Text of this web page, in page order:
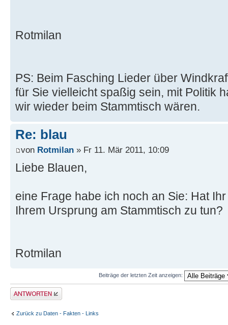
Rotmilan
PS: Beim Fasching Lieder über
für Sie vielleicht spaßig sein, mit Politik
wir wieder beim Stammtisch wären.
Re: blau
von Rotmilan » Fr 11. Mär 2011, 10:09
Liebe Blauen,
eine Frage habe ich noch an Sie: Hat
Ihrem Ursprung am Stammtisch zu tun?
Rotmilan
Beiträge der letzten Zeit anzeigen:
Antwort erstellen
Zurück zu Daten - Fakten - Links